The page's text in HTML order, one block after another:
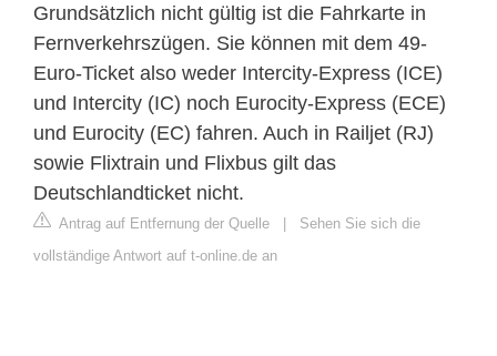
Grundsätzlich nicht gültig ist die Fahrkarte in
Fernverkehrszügen. Sie können mit dem 49-
Euro-Ticket also weder Intercity-Express (ICE)
und Intercity (IC) noch Eurocity-Express (ECE)
und Eurocity (EC) fahren. Auch in Railjet (RJ)
sowie Flixtrain und Flixbus gilt das
Deutschlandticket nicht.
Antrag auf Entfernung der Quelle | Sehen Sie sich die
vollständige Antwort auf t-online.de an